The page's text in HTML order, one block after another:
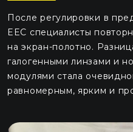
После регулировки в
EEC специалисты
на экран-полотно.
галогенными линзами и
модулями стала
равномерным, ярким и